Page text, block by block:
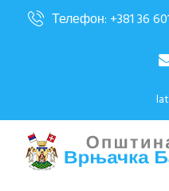
Телефон: +381 36
lat